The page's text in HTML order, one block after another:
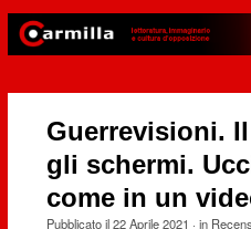
Guerrevisioni.
gli schermi.
come in un
Pubblicato il22 Aprile 2021 · in